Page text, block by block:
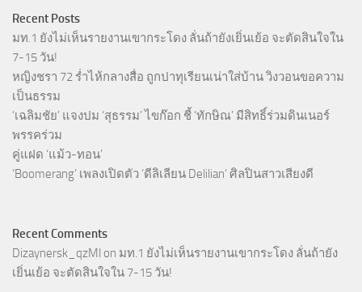
Recent Posts
มท.1 ยังไม่เห็นรายงานเขากระโดง ลั่นถ้ายังเยิ่นเย้อ จะตัดสินใจใน
7-15 วัน!
หญิงชรา 72 ร่ำไห้กลางสื่อ ถูกปาทุเรียนเน่าใส่บ้าน วิงวอนขอความ
เป็นธรรม
‘เฉลิมชัย’ แจงปม ‘สุธรรม’ ไขก๊อก ชี้ ‘ทักษิณ’ มีสิทธิ์ร่วมดินเนอร์
พรรคร่วม
คู่แฝด ‘แม้ว-ทอน’
‘Boomerang’ เพลงเปิดตัว ‘ดีลิเลียน Delilian’ ศิลปินสาวเสียงดี
Recent Comments
Dizaynersk_qzMl on มท.1 ยังไม่เห็นรายงานเขากระโดง ลั่นถ้ายัง
เยิ่นเย้อ จะตัดสินใจใน 7-15 วัน!